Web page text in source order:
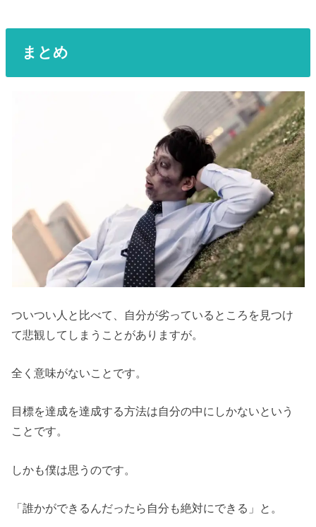
まとめ
ついつい人と比べて、自分が劣っているところを見つけ
て悲観してしまうことがありますが。
全く意味がないことです。
目標を達成を達成する方法は自分の中にしかないという
ことです。
しかも僕は思うのです。
「誰かができるんだったら自分も絶対にできる」と。